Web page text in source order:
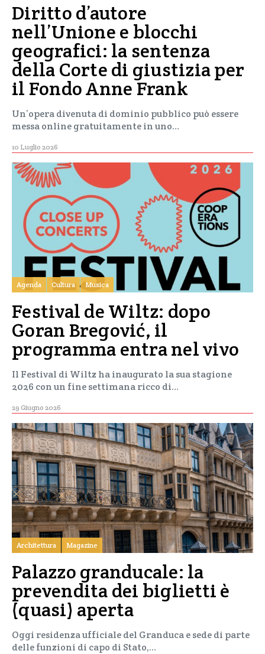
Diritto d’autore
nell’Unione e blocchi
geografici: la sentenza
della Corte di giustizia per
il Fondo Anne Frank
Un’opera divenuta di dominio pubblico può essere
messa online gratuitamente in uno…
10 Luglio 2026
Agenda Cultura Musica
Festival de Wiltz: dopo
Goran Bregović, il
programma entra nel vivo
Il Festival di Wiltz ha inaugurato la sua stagione
2026 con un fine settimana ricco di…
29 Giugno 2026
Architettura Magazine
Palazzo granducale: la
prevendita dei biglietti è
(quasi) aperta
Oggi residenza ufficiale del Granduca e sede di parte
delle funzioni di capo di Stato,…